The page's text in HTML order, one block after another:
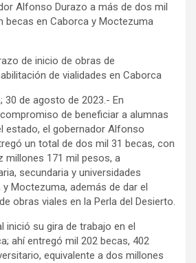
Alfonso Durazo a más de dos mil
becas en Caborca y Moctezuma
de inicio de obras de
de vialidades en Caborca
30 de agosto de 2023.- En
de beneficiar a alumnas
estado, el gobernador Alfonso
un total de dos mil 31 becas, con
millones 171 mil pesos, a
secundaria y universidades
Moctezuma, además de dar el
obras viales en la Perla del Desierto.
inició su gira de trabajo en el
ahí entregó mil 202 becas, 402
equivalente a dos millones